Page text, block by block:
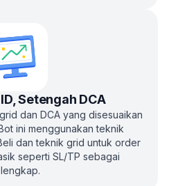
Setengah DCA
dan DCA yang disesuaikan
ini menggunakan teknik
dan teknik grid untuk order
seperti SL/TP sebagai